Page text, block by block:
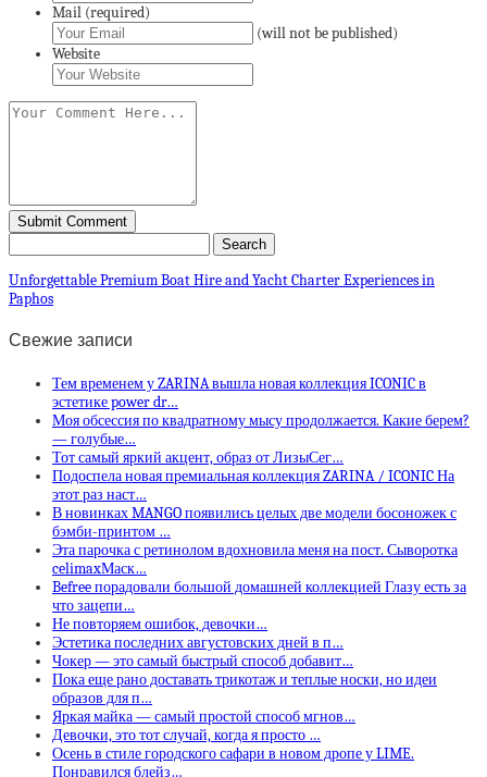
Mail (required)
(will not be published)
Website
Unforgettable Premium Boat Hire and Yacht Charter Experiences in
Paphos
Свежие записи
Тем временем у ZARINA вышла новая коллекция ICONIC в
эстетике power dr…
Моя обсессия по квадратному мысу продолжается. Какие берем?
— голубые…
Тот самый яркий акцент, образ от ЛизыСег…
Подоспела новая премиальная коллекция ZARINA / ICONIC На
этот раз наст…
В новинках MANGO появились целых две модели босоножек с
бэмби-принтом …
Эта парочка с ретинолом вдохновила меня на пост. Сыворотка
celimaxМаск…
Befree порадовали большой домашней коллекцией Глазу есть за
что зацепи…
Не повторяем ошибок, девочки…
Эстетика последних августовских дней в п…
Чокер — это самый быстрый способ добавит…
Пока еще рано доставать трикотаж и теплые носки, но идеи
образов для п…
Яркая майка — самый простой способ мгнов…
Девочки, это тот случай, когда я просто …
Осень в стиле городского сафари в новом дропе у LIME.
Понравился блейз…